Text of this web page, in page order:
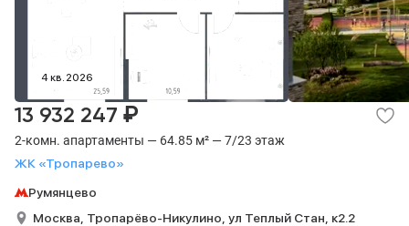
4 кв. 2026
2-комн. апартаменты — 64.85 м² — 7/23 этаж
ЖК «Тропарево»
13 932 247 ₽
Румянцево
Москва, Тропарёво-Никулино, ул Теплый Стан, к2.2